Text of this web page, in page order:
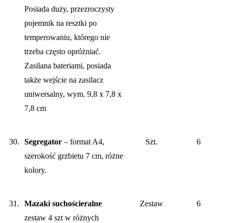
Posiada duży, przezroczysty
pojemnik na resztki po
temperowaniu, którego nie
trzeba często opróżniać.
Zasilana bateriami, posiada
także wejście na zasilacz
uniwersalny, wym. 9,8 x 7,8 x
7,8 cm
30. Segregator – format A4,
szerokość grzbietu 7 cm, różne
kolory.
Szt. 6
31.
Mazaki suchościeralne
zestaw 4 szt w różnych
Zestaw 6